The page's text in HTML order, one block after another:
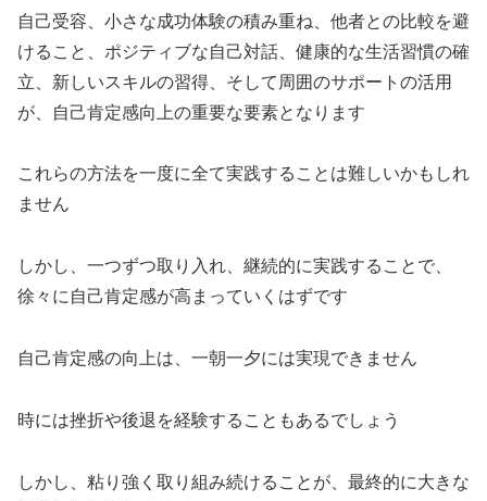
自己受容、小さな成功体験の積み重ね、他者との比較を避
けること、ポジティブな自己対話、健康的な生活習慣の確
立、新しいスキルの習得、そして周囲のサポートの活用
が、自己肯定感向上の重要な要素となります
これらの方法を一度に全て実践することは難しいかもしれ
ません
しかし、一つずつ取り入れ、継続的に実践することで、
徐々に自己肯定感が高まっていくはずです
自己肯定感の向上は、一朝一夕には実現できません
時には挫折や後退を経験することもあるでしょう
しかし、粘り強く取り組み続けることが、最終的に大きな